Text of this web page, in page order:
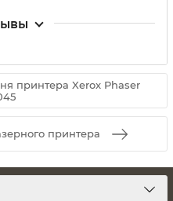
принтера Xerox Phaser
принтера